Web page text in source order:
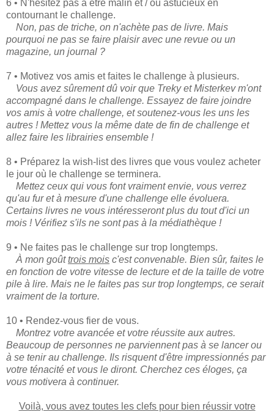
6 • N'hésitez pas à être malin et / ou astucieux en
contournant le challenge.
Non, pas de triche, on n'achète pas de livre. Mais
pourquoi ne pas se faire plaisir avec une revue ou un
magazine, un journal ?
7 • Motivez vos amis et faites le challenge à plusieurs.
Vous avez sûrement dû voir que Treky et Misterkev m'ont
accompagné dans le challenge. Essayez de faire joindre
vos amis à votre challenge, et soutenez-vous les uns les
autres ! Mettez vous la même date de fin de challenge et
allez faire les librairies ensemble !
8 • Préparez la wish-list des livres que vous voulez acheter
le jour où le challenge se terminera.
Mettez ceux qui vous font vraiment envie, vous verrez
qu'au fur et à mesure d'une challenge elle évoluera.
Certains livres ne vous intéresseront plus du tout d'ici un
mois ! Vérifiez s'ils ne sont pas à la médiathèque !
9 • Ne faites pas le challenge sur trop longtemps.
À mon goûttrois mois c'est convenable. Bien sûr, faites le
en fonction de votre vitesse de lecture et de la taille de votre
pile à lire. Mais ne le faites pas sur trop longtemps, ce serait
vraiment de la torture.
10 • Rendez-vous fier de vous.
Montrez votre avancée et votre réussite aux autres.
Beaucoup de personnes ne parviennent pas à se lancer ou
à se tenir au challenge. Ils risquent d'être impressionnés par
votre ténacité et vous le diront. Cherchez ces éloges, ça
vous motivera à continuer.
Voilà, vous avez toutes les clefs pour bien réussir votre